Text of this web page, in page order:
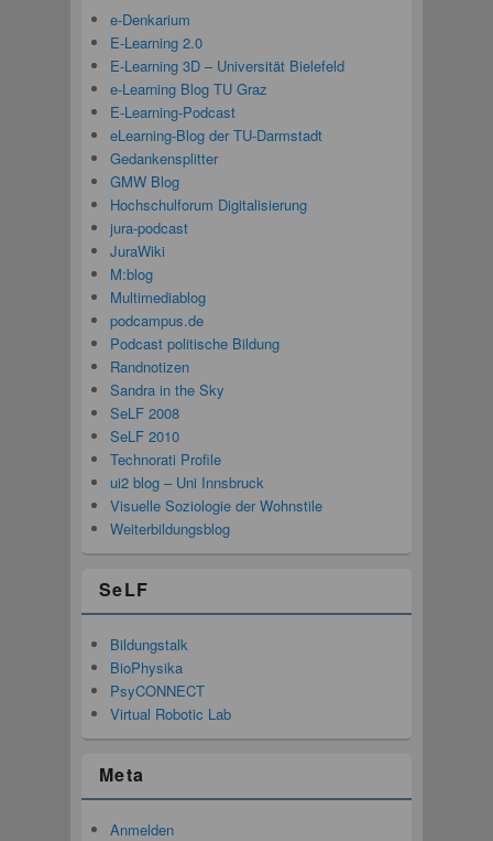
e-Denkarium
E-Learning 2.0
E-Learning 3D – Universität Bielefeld
e-Learning Blog TU Graz
E-Learning-Podcast
eLearning-Blog der TU-Darmstadt
Gedankensplitter
GMW Blog
Hochschulforum Digitalisierung
jura-podcast
JuraWiki
M:blog
Multimediablog
podcampus.de
Podcast politische Bildung
Randnotizen
Sandra in the Sky
SeLF 2008
SeLF 2010
Technorati Profile
ui2 blog – Uni Innsbruck
Visuelle Soziologie der Wohnstile
Weiterbildungsblog
SeLF
Bildungstalk
BioPhysika
PsyCONNECT
Virtual Robotic Lab
Meta
Anmelden